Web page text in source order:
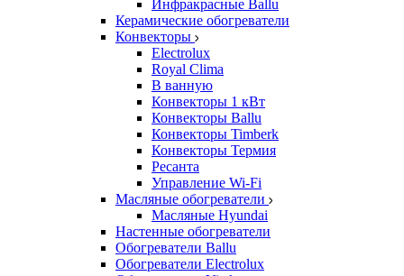
Инфракрасные Ballu
Керамические обогреватели
Конвекторы
Electrolux
Royal Clima
В ванную
Конвекторы 1 кВт
Конвекторы Ballu
Конвекторы Timberk
Конвекторы Термия
Ресанта
Управление Wi-Fi
Масляные обогреватели
Масляные Hyundai
Настенные обогреватели
Обогреватели Ballu
Обогреватели Electrolux